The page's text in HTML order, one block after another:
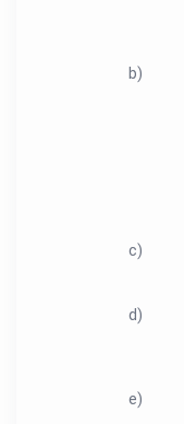
b)
c)
d)
e)